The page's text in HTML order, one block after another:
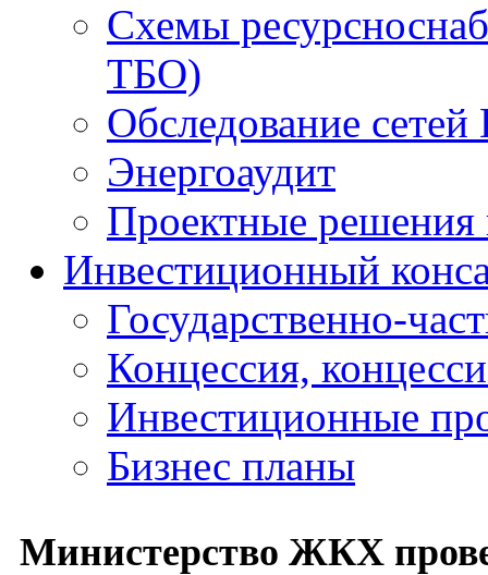
Схемы
ТБО)
Обследование
Энергоаудит
Проектные решения
Инвестиционный
Государственно-
Концессия,
Инвестиционные
Бизнес планы
Министерство ЖКХ